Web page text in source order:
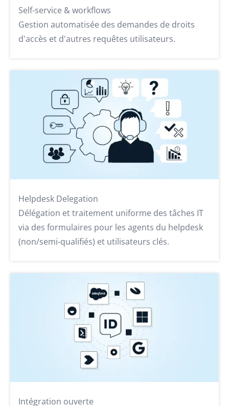
Self-service & workflows
Gestion automatisée des demandes de droits
d'accès et d'autres requêtes utilisateurs.
Helpdesk Delegation
Délégation et traitement uniforme des tâches IT
via des formulaires pour les agents du helpdesk
(non/semi-qualifiés) et utilisateurs clés.
Intégration ouverte